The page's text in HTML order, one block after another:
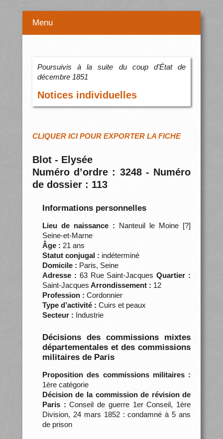
Menu
Poursuivis à la suite du coup d’État de
décembre 1851
Notices individuelles
CLIQUER ICI POUR EXPORTER LA FICHE
Blot - Elysée
Numéro d’ordre : 3248 - Numéro
de dossier : 113
Informations personnelles
Lieu de naissance : Nanteuil le Moine [?]
Seine-et-Marne
Âge : 21 ans
Statut conjugal : indéterminé
Domicile : Paris, Seine
Adresse : 63 Rue Saint-JacquesQuartier :
Saint-Jacques Arrondissement : 12
Profession : Cordonnier
Type d’activité : Cuirs et peaux
Secteur : Industrie
Décisions des commissions mixtes
départementales et des commissions
militaires de Paris
Proposition des commissions militaires :
1ère catégorie
Décision de la commission de révision de
Paris : Conseil de guerre 1er Conseil, 1ère
Division, 24 mars 1852 : condamné à 5 ans
de prison